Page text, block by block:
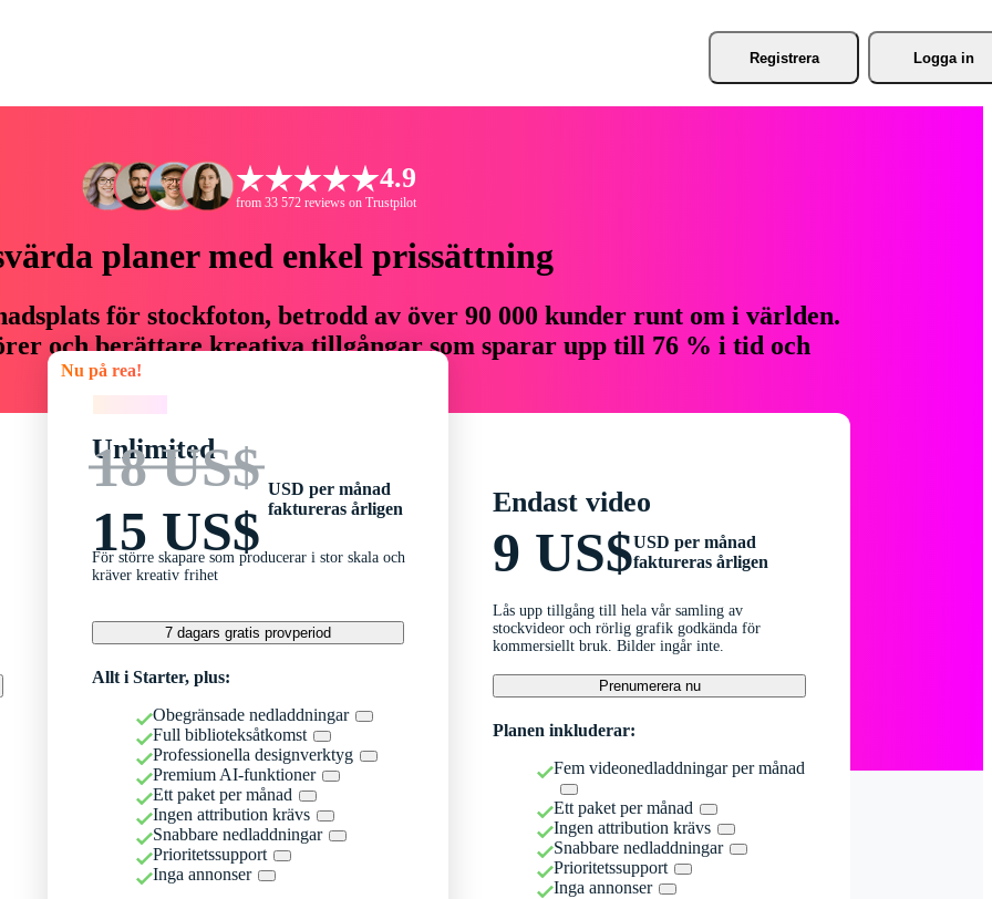
Registrera Logga in
4.9
from 33 572 reviews on Trustpilot
planer med enkel prissättning
för stockfoton, betrodd av över 90 000 kunder runt om i världen.
och berättare kreativa tillgångar som sparar upp till 76 % i tid och
Nu på rea!
Unlimited
18 US$
15 US$
USD per månad
faktureras årligen
För större skapare som producerar i stor skala och
kräver kreativ frihet
7 dagars gratis provperiod
Allt i Starter, plus:
Obegränsade nedladdningar
Full biblioteksåtkomst
Professionella designverktyg
Premium AI-funktioner
Ett paket per månad
Ingen attribution krävs
Snabbare nedladdningar
Prioritetssupport
Inga annonser
Endast video
9 US$USD per månad
faktureras årligen
Lås upp tillgång till hela vår samling av
stockvideor och rörlig grafik godkända för
kommersiellt bruk. Bilder ingår inte.
Prenumerera nu
Planen inkluderar:
Fem videonedladdningar per månad
Ett paket per månad
Ingen attribution krävs
Snabbare nedladdningar
Prioritetssupport
Inga annonser